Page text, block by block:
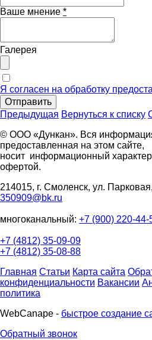
Ваше мнение *
Галерея
Я согласен на обработку
Отправить
Предыдущая Вернуться к списку
© ООО «Дункан». Вся
предоставленная на этом сайте,
носит информационный
офертой.
214015, г. Смоленск, ул.
350909@bk.ru
многоканальный: +7 (900) 220-44-
+7 (4812) 35-09-09
+7 (4812) 35-08-88
Главная Статьи Карта сайта
конфиденциальности Вакансии
политика
WebCanape - быстрое создание
Обратный звонок